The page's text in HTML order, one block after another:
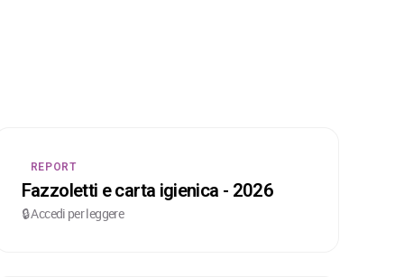
REPORT
Fazzoletti e carta igienica - 2026
🔒 Accedi per leggere